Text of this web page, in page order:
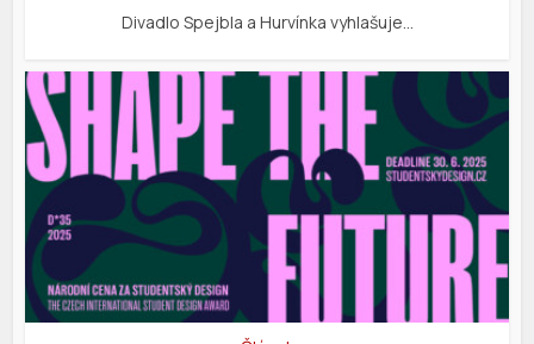
Divadlo Spejbla a Hurvínka vyhlašuje…